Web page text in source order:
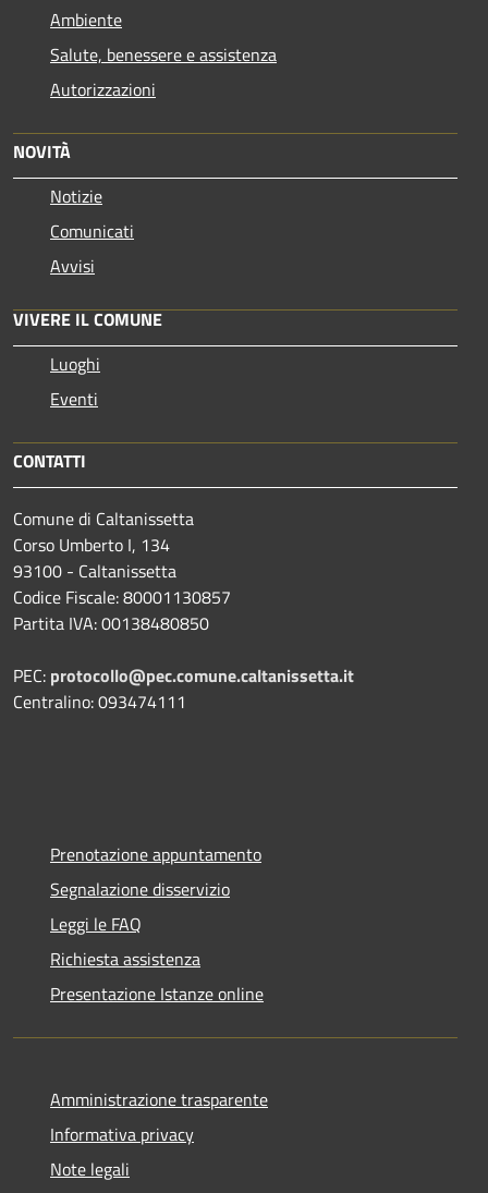
Ambiente
Salute, benessere e assistenza
Autorizzazioni
NOVITÀ
Notizie
Comunicati
Avvisi
VIVERE IL COMUNE
Luoghi
Eventi
CONTATTI
Comune di Caltanissetta
Corso Umberto I, 134
93100 - Caltanissetta
Codice Fiscale: 80001130857
Partita IVA: 00138480850
PEC: protocollo@pec.comune.caltanissetta.it
Centralino: 093474111
Prenotazione appuntamento
Segnalazione disservizio
Leggi le FAQ
Richiesta assistenza
Presentazione Istanze online
Amministrazione trasparente
Informativa privacy
Note legali